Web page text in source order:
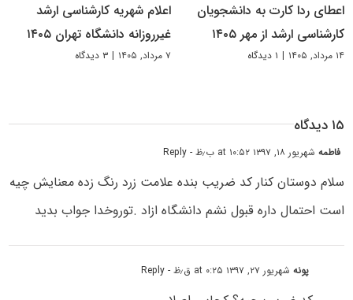
اعطای ردا کارت به دانشجویان
کارشناسی ارشد از مهر ۱۴۰۵
۱۴ مرداد, ۱۴۰۵ | ۱ دیدگاه
اعلام شهریه کارشناسی ارشد
غیرروزانه دانشگاه تهران ۱۴۰۵
۷ مرداد, ۱۴۰۵ | ۳ دیدگاه
۱۵ دیدگاه
فاطمهشهریور ۱۸, ۱۳۹۷ at ۱۰:۵۲ ب٫ظ - Reply
سلام دوستان کنار کد ضریب بنده علامت زرد رنگ زده معنایش چیه
است احتمال داره قبول نشم دانشگاه ازاد .توروخدا جواب بدید
پونهشهریور ۲۷, ۱۳۹۷ at ۰:۲۵ ق٫ظ - Reply